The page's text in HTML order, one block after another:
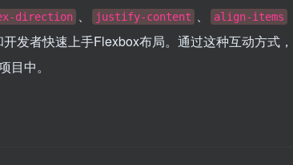
direction 、 justify-content 、 align-items
发者快速上手Flexbox布局。通过这种互动方式，
中。